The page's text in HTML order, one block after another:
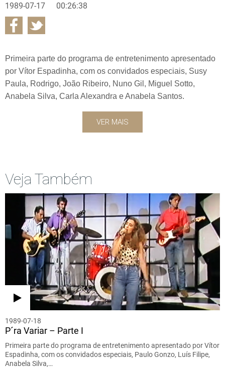
1989-07-17 00:26:38
Primeira parte do programa de entretenimento apresentado
por Vítor Espadinha, com os convidados especiais, Susy
Paula, Rodrigo, João Ribeiro, Nuno Gil, Miguel Sotto,
Anabela Silva, Carla Alexandra e Anabela Santos.
VER MAIS
Veja Também
1989-07-18
P´ra Variar – Parte I
Primeira parte do programa de entretenimento apresentado por Vítor
Espadinha, com os convidados especiais, Paulo Gonzo, Luís Filipe,
Anabela Silva,…